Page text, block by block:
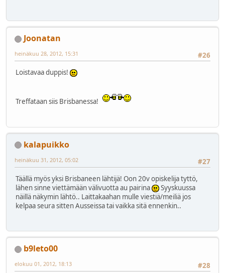
Joonatan
#26
heinäkuu 28, 2012, 15:31
Loistavaa duppis!
Treffataan siis Brisbanessa!
kalapuikko
#27
heinäkuu 31, 2012, 05:02
Täällä myös yksi Brisbaneen lähtijä! Oon 20v opiskelija tyttö,
lähen sinne viettämään välivuotta au pairina
Syyskuussa
näillä näkymin lähtö.. Laittakaahan mulle viestiä/meiliä jos
kelpaa seura sitten Ausseissa tai vaikka sitä ennenkin..
b9leto00
#28
elokuu 01, 2012, 18:13